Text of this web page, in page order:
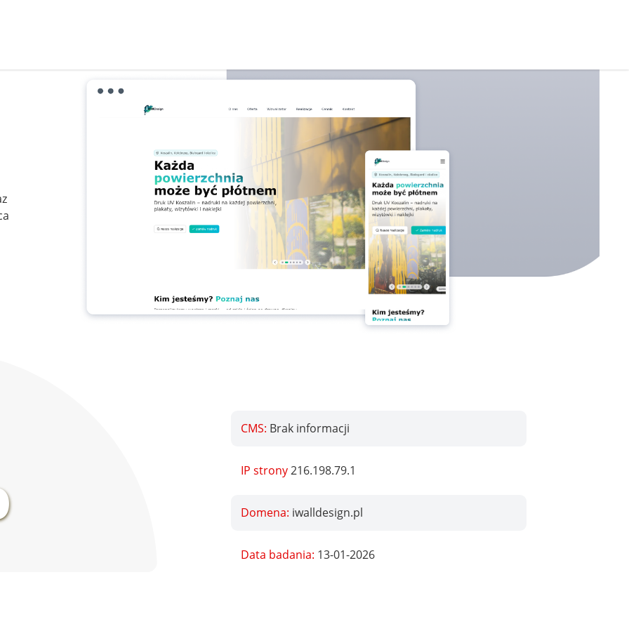
CMS: Brak informacji
IP strony216.198.79.1
Domena: iwalldesign.pl
Data badania: 13-01-2026